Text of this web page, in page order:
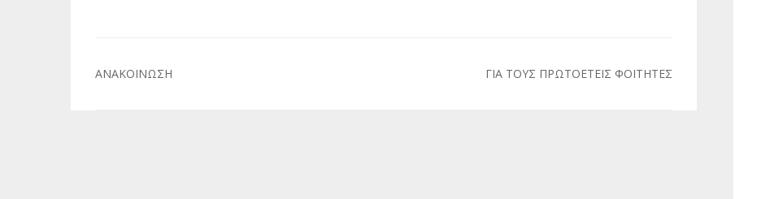
Πλοήγηση
ΑΝΑΚΟΙΝΩΣΗ ΓΙΑ ΤΟΥΣ ΠΡΩΤΟΕΤΕΙΣ ΦΟΙΤΗΤΕΣ